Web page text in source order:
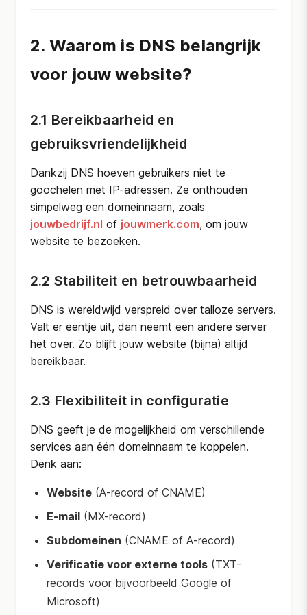
2. Waarom is DNS belangrijk
voor jouw website?
2.1 Bereikbaarheid en
gebruiksvriendelijkheid
Dankzij DNS hoeven gebruikers niet te
goochelen met IP-adressen. Ze onthouden
simpelweg een domeinnaam, zoals
jouwbedrijf.nl of jouwmerk.com, om jouw
website te bezoeken.
2.2 Stabiliteit en betrouwbaarheid
DNS is wereldwijd verspreid over talloze servers.
Valt er eentje uit, dan neemt een andere server
het over. Zo blijft jouw website (bijna) altijd
bereikbaar.
2.3 Flexibiliteit in configuratie
DNS geeft je de mogelijkheid om verschillende
services aan één domeinnaam te koppelen.
Denk aan:
Website (A-record of CNAME)
E-mail (MX-record)
Subdomeinen (CNAME of A-record)
Verificatie voor externe tools (TXT-
records voor bijvoorbeeld Google of
Microsoft)